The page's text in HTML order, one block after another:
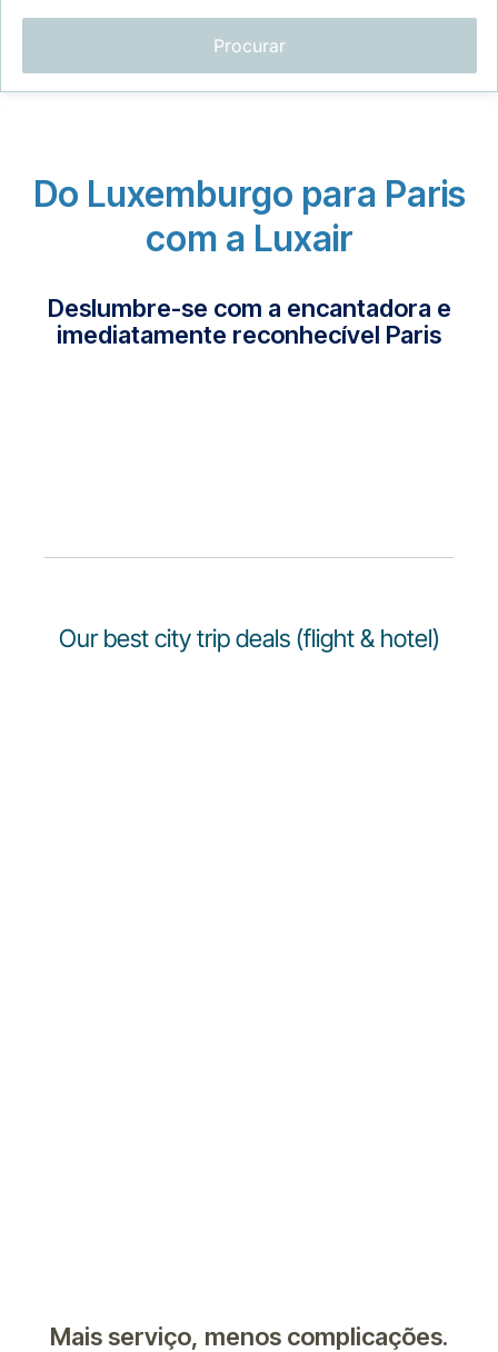
LuxairGroup
Procurar
Do Luxemburgo para Paris
com a Luxair
Deslumbre-se com a encantadora e
imediatamente reconhecível Paris
Our best city trip deals (flight & hotel)
Mais serviço, menos complicações.